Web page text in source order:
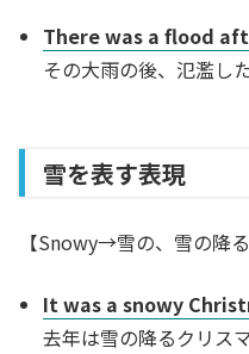
There was a flood
その大雨の後、氾濫した
雪を表す表現
【Snowy→雪の、雪の降る
It was a snowy
去年は雪の降るクリス